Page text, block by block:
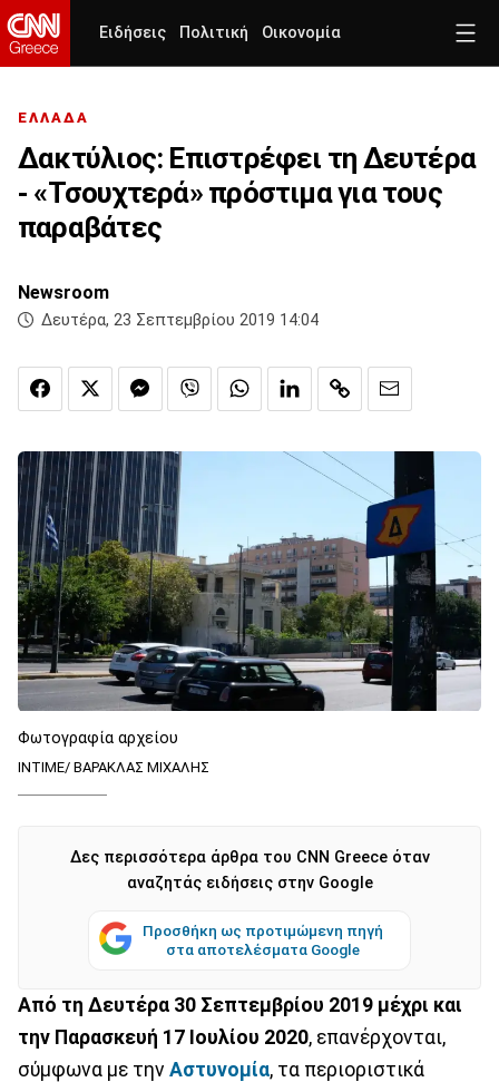
Ειδήσεις Πολιτική Οικονομία
ΕΛΛΑΔΑ
Δακτύλιος: Επιστρέφει τη Δευτέρα
- «Τσουχτερά» πρόστιμα για τους
παραβάτες
Newsroom
Δευτέρα, 23 Σεπτεμβρίου 2019 14:04
Φωτογραφία αρχείου
ΙΝΤΙΜΕ/ ΒΑΡΑΚΛΑΣ ΜΙΧΑΛΗΣ
Δες περισσότερα άρθρα του CNN Greece όταν
αναζητάς ειδήσεις στην Google
Προσθήκη ως προτιμώμενη πηγή
στα αποτελέσματα Google
Από τη Δευτέρα 30 Σεπτεμβρίου 2019 μέχρι και
την Παρασκευή 17 Ιουλίου 2020, επανέρχονται,
σύμφωνα με την Αστυνομία, τα περιοριστικά